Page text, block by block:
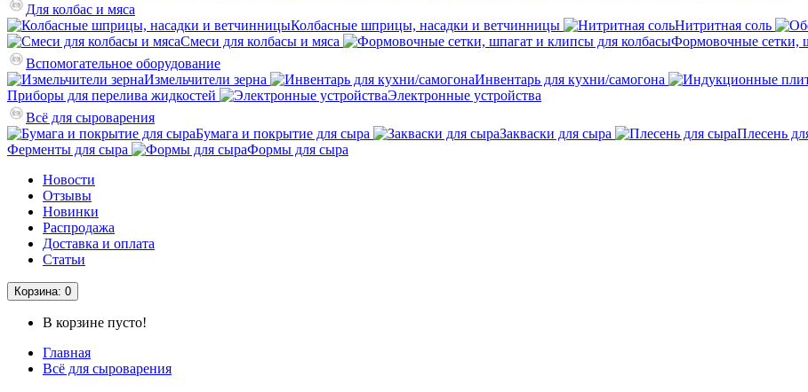
Для колбас и мяса
Колбасные шприцы, насадки и ветчинницы
Нитритная соль
Смеси для колбасы и мяса
Формовочные сетки,
Вспомогательное оборудование
Измельчители зерна
Инвентарь для кухни/самогона
Приборы для перелива жидкостей
Электронные устройства
Всё для сыроварения
Бумага и покрытие для сыра
Закваски для сыра Плесень
Ферменты для сыра
Формы для сыра
Новости
Отзывы
Новинки
Распродажа
Доставка и оплата
Статьи
Корзина: 0
В корзине пусто!
Главная
Всё для сыроварения